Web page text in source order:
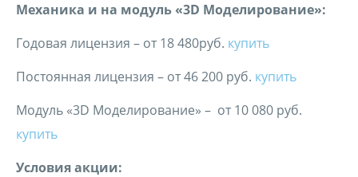
Механика и на модуль «3D Моделирование»:
Годовая лицензия – от 18 480руб. купить
Постоянная лицензия – от 46 200 руб. купить
Модуль «3D Моделирование» – от 10 080 руб.
купить
Условия акции: